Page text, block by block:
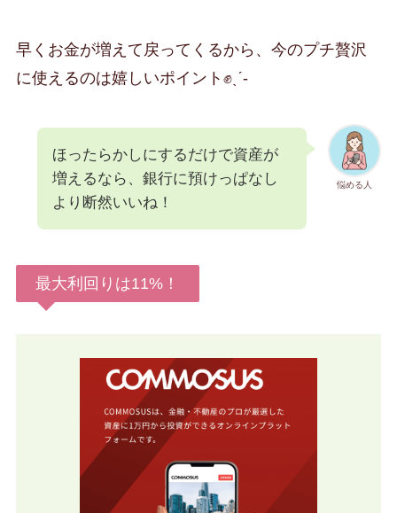
早くお金が増えて戻ってくるから、今のプチ贅沢
に使えるのは嬉しいポイント✊ˎˊ-
悩める人
ほったらかしにするだけで資産が
増えるなら、銀行に預けっぱなし
より断然いいね！
最大利回りは11%！